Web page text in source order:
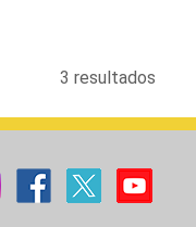
3 resultados